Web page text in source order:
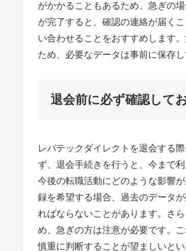
がかかることもあるため、急ぎの
が完了すると、確認の連絡が届く
い合わせることをおすすめします
ため、必要なデータは事前に保存
退会前に必ず確認して
レバテックダイレクトを退会する
ず、退会手続きを行うと、今まで
今後の転職活動にどのような影響
録を希望する場合、過去のデータ
ればならないことがあります。さ
め、急ぎの方は注意が必要です。
慎重に判断することが望ましいとい